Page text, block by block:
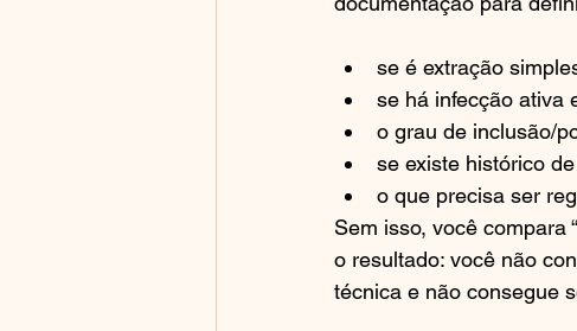
se é extração
se há infecção ativa
o grau de inclusão/
se existe histórico
o que precisa ser
Sem isso, você compara
o resultado: você não
técnica e não consegue